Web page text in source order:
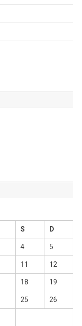
S D
4 5
11 12
18 19
25 26